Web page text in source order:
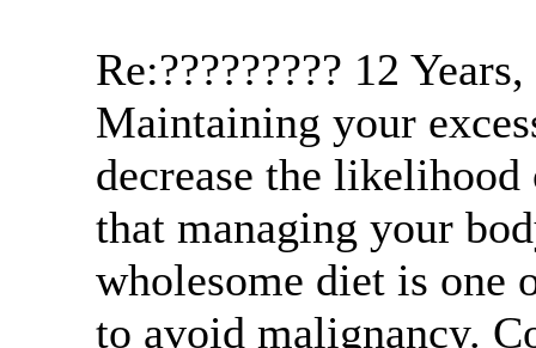
Re:????????? 12
Maintaining your
decrease the
that managing your
wholesome diet is one
to avoid malignancy.